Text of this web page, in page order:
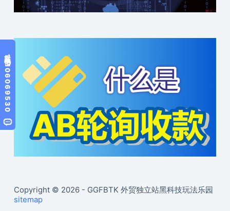
Copyright © 2026 - GGFBTK 外贸独立站黑科技玩法乐园
sitemap